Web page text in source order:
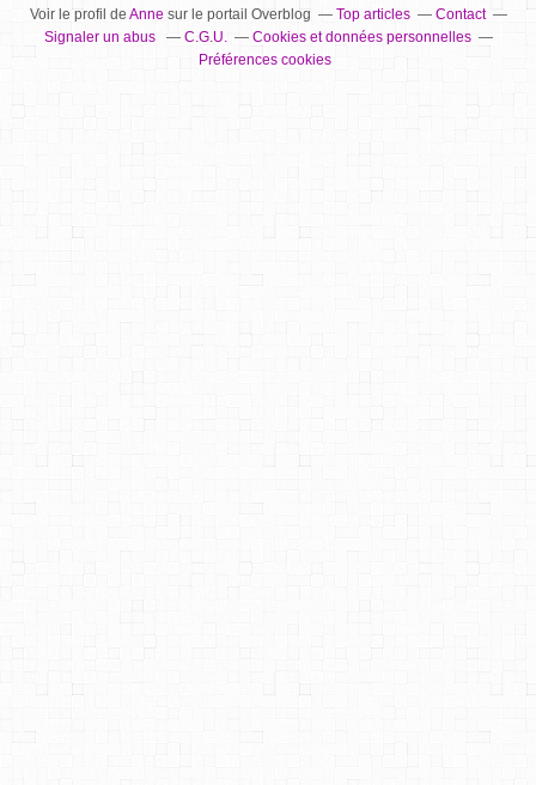
Voir le profil de Annesur le portail Overblog Top articles
Contact
Signaler un abus
C.G.U.
Cookies et données personnelles
Préférences cookies